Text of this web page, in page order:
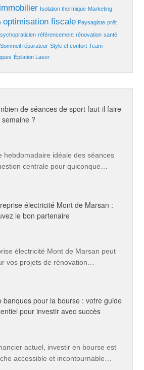
Isolation thermique Marketing
optimisation fiscale Paysagiste prêt
référencement rénovation santé
Sommeil réparateur Style et confort Team
Épilation Laser
de séances de sport faut-il faire
semaine ?
hebdomadaire idéale des séances
centrale pour quiconque…
électricité Mont de Marsan :
le bon partenaire
électricité Mont de Marsan peut
vos projets de rénovation…
banques pour la bourse : votre guide
pour investir avec succès
actuel, investir en bourse est
accessible et incontournable…